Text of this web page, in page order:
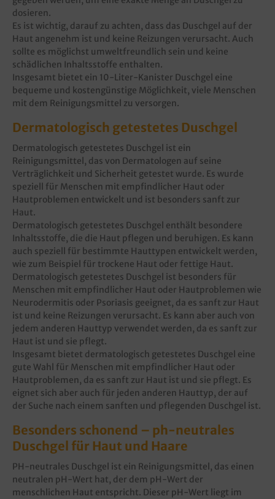
dosieren.
Es ist wichtig, darauf zu achten, dass das Duschgel auf der
Haut angenehm ist und keine Reizungen verursacht. Auch
sollte es möglichst umweltfreundlich sein und keine
schädlichen Inhaltsstoffe enthalten.
Insgesamt bietet ein 10-Liter-Kanister Duschgel eine
bequeme und kostengünstige Möglichkeit, viele Menschen
mit dem Reinigungsmittel zu versorgen.
Dermatologisch getestetes Duschgel
Dermatologisch getestetes Duschgel ist ein
Reinigungsmittel, das von Dermatologen auf seine
Verträglichkeit und Sicherheit getestet wurde. Es wurde
speziell für Menschen mit empfindlicher Haut oder
Hautproblemen entwickelt und ist besonders sanft zur
Haut.
Dermatologisch getestetes Duschgel enthält besondere
Inhaltsstoffe, die die Haut pflegen und beruhigen. Es kann
auch speziell für bestimmte Hauttypen entwickelt werden,
wie zum Beispiel für trockene Haut oder fettige Haut.
Dermatologisch getestetes Duschgel ist besonders für
Menschen mit empfindlicher Haut oder Hautproblemen wie
Neurodermitis oder Psoriasis geeignet, da es sanft zur Haut
ist und keine Reizungen verursacht. Es kann aber auch von
jedem anderen Hauttyp verwendet werden, da es sanft zur
Haut ist und sie pflegt.
Insgesamt bietet dermatologisch getestetes Duschgel eine
gute Wahl für Menschen mit empfindlicher Haut oder
Hautproblemen, da es sanft zur Haut ist und sie pflegt. Es
eignet sich aber auch für jeden anderen Hauttyp, der auf
der Suche nach einem sanften und pflegenden Duschgel ist.
Besonders schonend – ph-neutrales
Duschgel für Haut und Haare
PH-neutrales Duschgel ist ein Reinigungsmittel, das einen
neutralen pH-Wert hat, der dem pH-Wert der
menschlichen Haut entspricht. Dieser pH-Wert liegt im